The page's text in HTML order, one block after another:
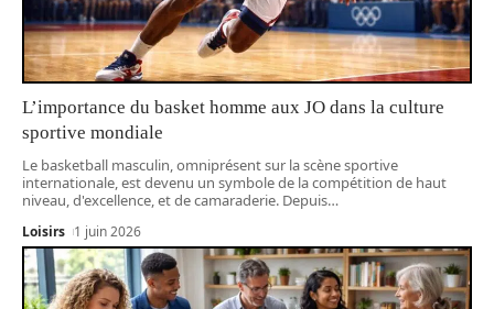
L’importance du basket homme aux JO dans la culture
sportive mondiale
Le basketball masculin, omniprésent sur la scène sportive
internationale, est devenu un symbole de la compétition de haut
niveau, d'excellence, et de camaraderie. Depuis…
Loisirs 1 juin 2026